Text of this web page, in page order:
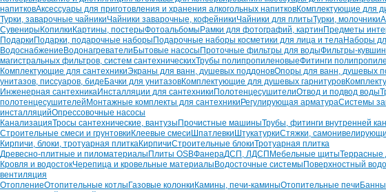
напитковАксессуары для приготовления и хранения алкогольных напитковКомплектующие для
Турки, заварочные чайникиЧайники заварочные, кофейникиЧайники для плитыТурки, молочники
Сувениры Копилки Картины, постерыФотоальбомы Рамки для фотографий, картин Предметы
Подарки Подарки, подарочные наборы Подарочные наборы косметики для лица и телаНаборы
Водоснабжение Водонагреватели Бытовые насосы Проточные фильтры для водыФильтры-
магистральных фильтров, систем сантехническихТрубы полипропиленовыеФитинги
Комплектующие для сантехникиЭкраны для ванн, душевых поддоновОпоры для ванн, душевых
унитазов, писсуаров, биде Бачки для унитазовКомплектующие для душевых гарнитуров
Инженерная сантехникаИнсталляции для сантехники ПолотенцесушителиОтвод и подвод воды
полотенцесушителей Монтажные комплекты для сантехники Регулирующая арматураСистемы
инсталляцийОпрессовочные насосы
КанализацияТросы сантехнические, вантузы Прочистные машиныТрубы, фитинги внутренней
Строительные смеси и грунтовки Клеевые смеси Шпатлевки ШтукатуркиСтяжки,
Кирпичи, блоки, тротуарная плиткаКирпичиСтроительные блокиТротуарная плитка
Древесно-плитные и пиломатериалы Плиты OSBФанераДСП, ЛДСП Мебельные щитыТеррасные
Кровля и водостокЧерепица и кровельные материалы Водосточные системы Поверхностный
вентиляция
ОтоплениеОтопительные котлы Газовые колонки Камины, печи-каминыОтопительные печи